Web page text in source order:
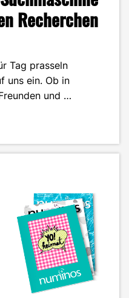
Recherchen
Tag prasseln
uns ein. Ob in
und …